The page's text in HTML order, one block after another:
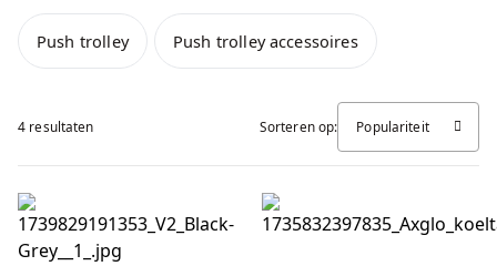
Lichtgewicht golfbuggy's
Accessoires
Accu's & Acculaders
Over ons
Nieuws
Contact
Push trolley Push trolley accessoires
4 resultaten Sorteren op: Populariteit
Axglo V2 zwart-grijs Axglo koeltas